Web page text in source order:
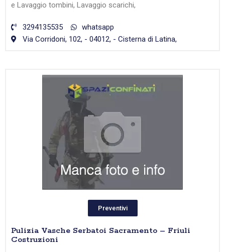
e Lavaggio tombini, Lavaggio scarichi,
3294135535
whatsapp
Via Corridoni, 102, - 04012, - Cisterna di Latina,
Preventivi
Pulizia Vasche Serbatoi Sacramento – Friuli
Costruzioni